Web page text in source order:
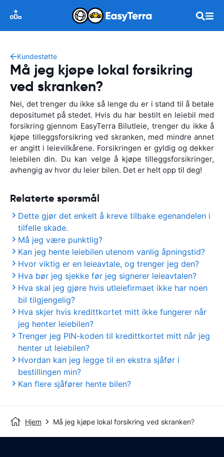
Kundestøtte
Må jeg kjøpe lokal forsikring
ved skranken?
Nei, det trenger du ikke så lenge du er i stand til å betale
depositumet på stedet. Hvis du har bestilt en leiebil med
forsikring gjennom EasyTerra Bilutleie, trenger du ikke å
kjøpe tilleggsforsikring ved skranken, med mindre annet
er angitt i leievilkårene. Forsikringen er gyldig og dekker
leiebilen din. Du kan velge å kjøpe tilleggsforsikringer,
avhengig av hvor du leier bilen. Det er helt opp til deg!
Relaterte spørsmål
Dette gjør det enkelt å kreve tilbake egenandelen i
tilfelle skade.
Må jeg være punktlig?
Kan jeg hente leiebilen utenom vanlig åpningstid?
Hvor viktig er en leieavtale, og trenger jeg den?
Hva bør jeg sjekke før jeg signerer leieavtalen?
Hva skal jeg gjøre hvis utleiefirmaet ikke har noen
bil tilgjengelig?
Hva skjer hvis kredittkortet mitt ikke fungerer når
jeg henter leiebilen?
Trenger jeg PIN-koden til kredittkortet mitt når jeg
henter ut leiebilen?
Hvordan kan jeg legge til en ekstra sjåfør i
bestillingen min?
Kan flere sjåfører hente bilen?
Hjem Må jeg kjøpe lokal forsikring ved skranken?